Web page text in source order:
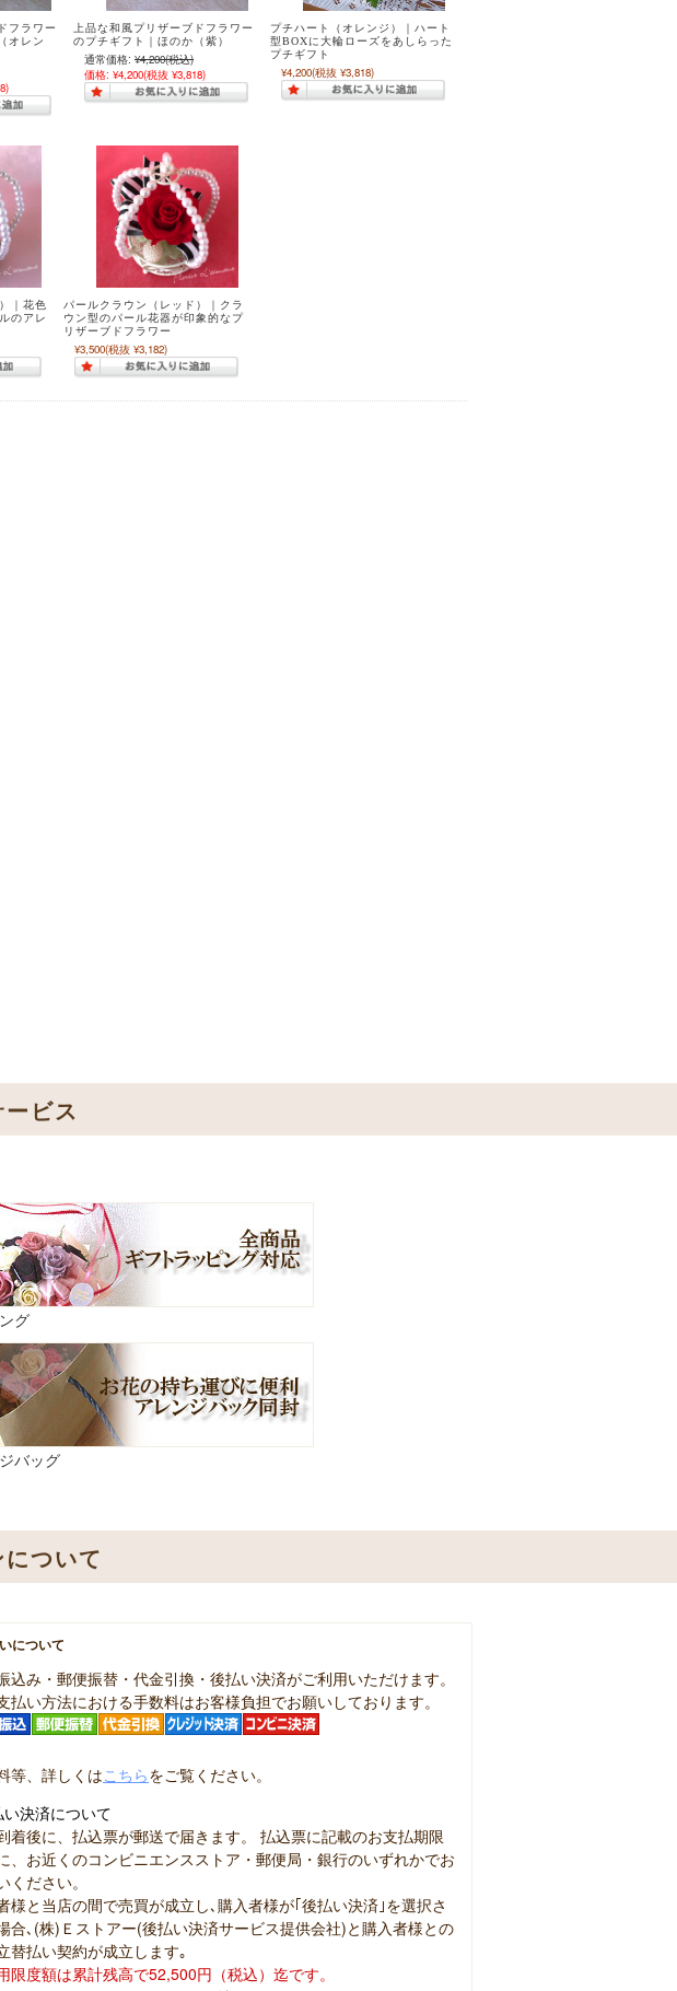
フラワー
オレン
上品な和風プリザーブドフラワー
のプチギフト｜ほのか（紫）
通常価格: ¥4,200(税込)
価格: ¥4,200(税抜 ¥3,818)
プチハート（オレンジ）｜ハート
型BOXに大輪ローズをあしらった
プチギフト
¥4,200(税抜 ¥3,818)
｜花色
のアレ
パールクラウン（レッド）｜クラ
ウン型のパール花器が印象的なプ
リザーブドフラワー
¥3,500(税抜 ¥3,182)
ビス
グ
バッグ
ついて
について
込み・郵便振替・代金引換・後払い決済がご利用いただけます。
払い方法における手数料はお客様負担でお願いしております。
等、詳しくはこちらをご覧ください。
い決済について
着後に、払込票が郵送で届きます。 払込票に記載のお支払期限
、お近くのコンビニエンスストア・郵便局・銀行のいずれかでお
ください。
様と当店の間で売買が成立し､購入者様が｢後払い決済｣を選択さ
合､(株)Ｅストアー(後払い決済サービス提供会社)と購入者様との
替払い契約が成立します｡
限度額は累計残高で52,500円（税込）迄です。